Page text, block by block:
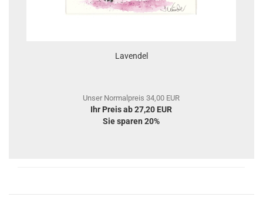
Lavendel
Unser Normalpreis 34,00 EUR
Ihr Preis ab 27,20 EUR
Sie sparen 20%